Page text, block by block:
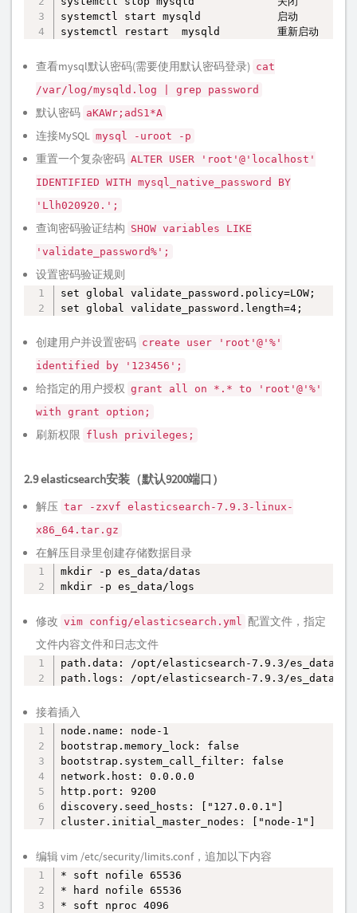
systemctl start mysqld            启动
systemctl restart  mysqld         重新启动
查看mysql默认密码(需要使用默认密码登录) cat
/var/log/mysqld.log | grep password
默认密码 aKAWr;adS1*A
连接MySQL mysql -uroot -p
重置一个复杂密码 ALTER USER 'root'@'localhost'
IDENTIFIED WITH mysql_native_password BY
'Llh020920.';
查询密码验证结构 SHOW variables LIKE
'validate_password%';
设置密码验证规则
set global validate_password.policy=LOW;
set global validate_password.length=4;
复制
创建用户并设置密码 create user 'root'@'%'
identified by '123456';
给指定的用户授权 grant all on *.* to 'root'@'%'
with grant option;
刷新权限 flush privileges;
2.9 elasticsearch安装（默认9200端口）
解压 tar -zxvf elasticsearch-7.9.3-linux-
x86_64.tar.gz
在解压目录里创建存储数据目录
mkdir -p es_data/datas
mkdir -p es_data/logs
修改 vim config/elasticsearch.yml
配置文件，指定
文件内容文件和日志文件
path.data: /opt/elasticsearch-7.9.3/es_data/
path.logs: /opt/elasticsearch-7.9.3/es_data/
复制
接着插入
node.name: node-1
bootstrap.memory_lock: false
bootstrap.system_call_filter: false
network.host: 0.0.0.0
http.port: 9200
discovery.seed_hosts: ["127.0.0.1"]
cluster.initial_master_nodes: ["node-1"]
编辑 vim /etc/security/limits.conf，追加以下内容
* soft nofile 65536
* hard nofile 65536
* soft nproc 4096